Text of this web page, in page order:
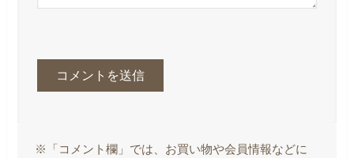
※「コメント欄」では、お買い物や会員情報などに